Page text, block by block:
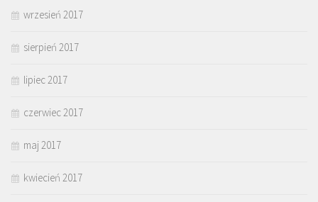
wrzesień 2017
sierpień 2017
lipiec 2017
czerwiec 2017
maj 2017
kwiecień 2017